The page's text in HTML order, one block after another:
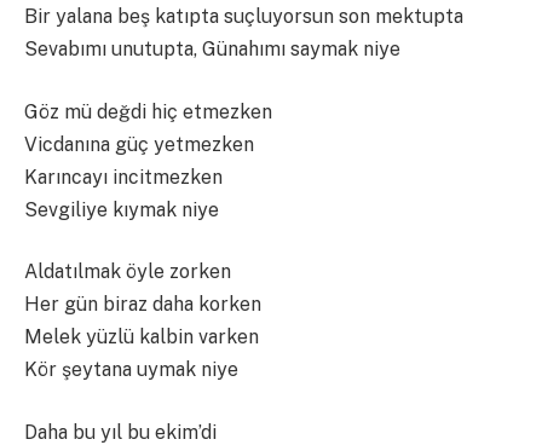
Bir yalana beş katıpta suçluyorsun son mektupta
Sevabımı unutupta, Günahımı saymak niye
Göz mü değdi hiç etmezken
Vicdanına güç yetmezken
Karıncayı incitmezken
Sevgiliye kıymak niye
Aldatılmak öyle zorken
Her gün biraz daha korken
Melek yüzlü kalbin varken
Kör şeytana uymak niye
Daha bu yıl bu ekim’di